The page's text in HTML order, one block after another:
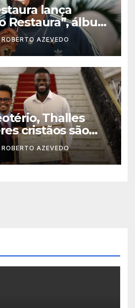
lança
Restaura”, álbum
em Madureira
ROBERTO AZEVEDO
Thalles
cristãos são
na Câmara
Rio de Janeiro
ROBERTO AZEVEDO